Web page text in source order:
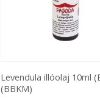
Levendula illóolaj 10ml
(BBKM)